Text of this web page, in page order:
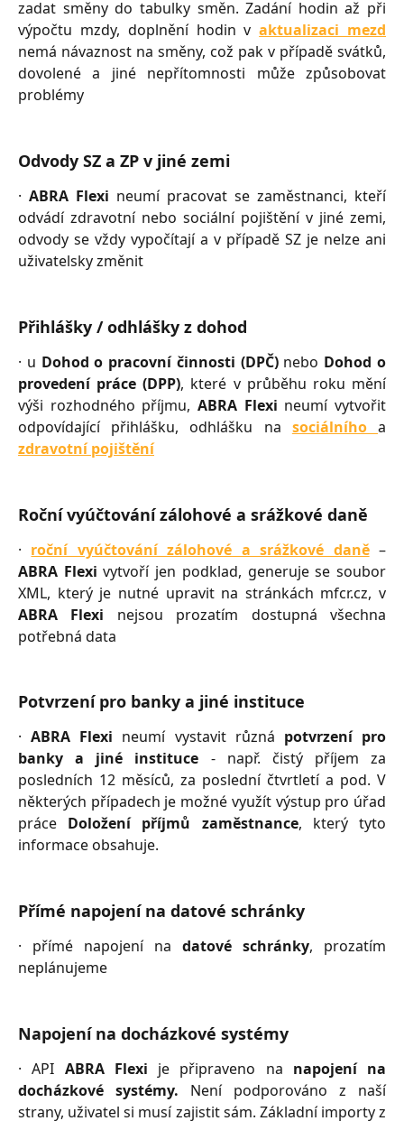
zadat směny do tabulky směn. Zadání hodin až při
výpočtu mzdy, doplnění hodin vaktualizaci mezd
nemá návaznost na směny, což pak v případě svátků,
dovolené a jiné nepřítomnosti může způsobovat
problémy
Odvody SZ a ZP v jiné zemi
· ABRA Flexi neumí pracovat se zaměstnanci, kteří
odvádí zdravotní nebo sociální pojištění v jiné zemi,
odvody se vždy vypočítají a v případě SZ je nelze ani
uživatelsky změnit
Přihlášky / odhlášky z dohod
· u Dohod o pracovní činnosti (DPČ)nebo Dohod o
provedení práce (DPP), které v průběhu roku mění
výši rozhodného příjmu, ABRA Flexi neumí vytvořit
odpovídající přihlášku, odhlášku na sociálníhoa
zdravotní pojištění
Roční vyúčtování zálohové a srážkové daně
· roční vyúčtování zálohové a srážkové daně–
ABRA Flexi vytvoří jen podklad, generuje se soubor
XML, který je nutné upravit na stránkách mfcr.cz, v
ABRA Flexi nejsou prozatím dostupná všechna
potřebná data
Potvrzení pro banky a jiné instituce
·ABRA Flexi neumí vystavit různá potvrzení pro
banky a jiné instituce - např. čistý příjem za
posledních 12 měsíců, za poslední čtvrtletí a pod. V
některých případech je možné využít výstup pro úřad
práce Doložení příjmů zaměstnance, který tyto
informace obsahuje.
Přímé napojení na datové schránky
· přímé napojení na datové schránky, prozatím
neplánujeme
Napojení na docházkové systémy
· API ABRA Flexi je připraveno na napojení na
docházkové systémy. Není podporováno z naší
strany, uživatel si musí zajistit sám. Základní importy z